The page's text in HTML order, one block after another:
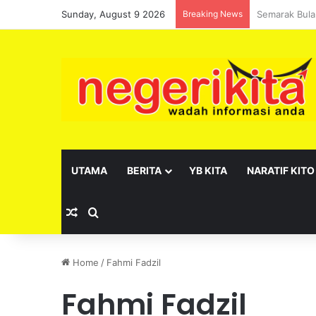
Sunday, August 9 2026 Breaking News Pelantikan
UTAMA BERITA YB KITA NARATIF KITO
Random Article
Home / Fahmi Fadzil
Fahmi Fadzil